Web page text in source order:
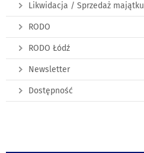
Likwidacja / Sprzedaż majątku
RODO
RODO Łódź
Newsletter
Dostępność